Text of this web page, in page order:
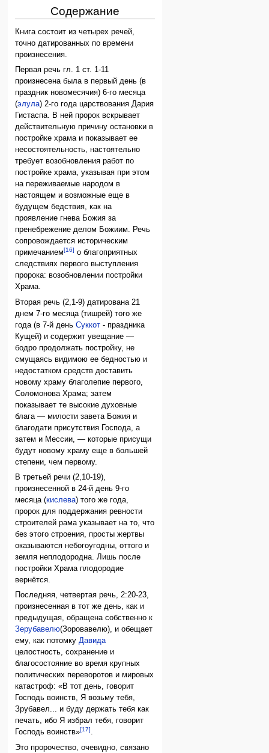
Содержание
Книга состоит из четырех речей,
точно датированных по времени
произнесения.
Первая речь гл. 1 ст. 1-11
произнесена была в первый день (в
праздник новомесячия) 6-го месяца
(элула) 2-го года царствования Дария
Гистаспа. В ней пророк вскрывает
действительную причину остановки в
постройке храма и показывает ее
несостоятельность, настоятельно
требует возобновления работ по
постройке храма, указывая при этом
на переживаемые народом в
настоящем и возможные еще в
будущем бедствия, как на
проявление гнева Божия за
пренебрежение делом Божиим. Речь
сопровождается историческим
примечанием[16] о благоприятных
следствиях первого выступления
пророка: возобновлении постройки
Храма.
Вторая речь (2,1-9) датирована 21
днем 7-го месяца (тишрей) того же
года (в 7-й деньСуккот - праздника
Кущей) и содержит увещание —
бодро продолжать постройку, не
смущаясь видимою ее бедностью и
недостатком средств доставить
новому храму благолепие первого,
Соломонова Храма; затем
показывает те высокие духовные
блага — милости завета Божия и
благодати присутствия Господа, а
затем и Мессии, — которые присущи
будут новому храму еще в большей
степени, чем первому.
В третьей речи (2,10-19),
произнесенной в 24-й день 9-го
месяца (кислева) того же года,
пророк для поддержания ревности
строителей рама указывает на то, что
без этого строения, просты жертвы
оказываются небогоугодны, оттого и
земля неплодородна. Лишь после
постройки Храма плодородие
вернётся.
Последняя, четвертая речь, 2:20-23,
произнесенная в тот же день, как и
предыдущая, обращена собственно к
Зерубавелю(Зоровавелю), и обещает
ему, как потомкуДавида
целостность, сохранение и
благосостояние во время крупных
политических переворотов и мировых
катастроф: «В тот день, говорит
Господь воинств, Я возьму тебя,
Зрубавел... и буду держать тебя как
печать, ибо Я избрал тебя, говорит
Господь воинств»[17].
Это пророчество, очевидно, связано